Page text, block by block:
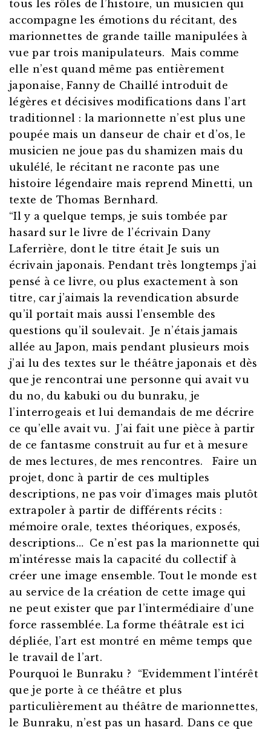
tous les rôles de l’histoire, un musicien qui
accompagne les émotions du récitant, des
marionnettes de grande taille manipulées à
vue par trois manipulateurs. Mais comme
elle n’est quand même pas entièrement
japonaise, Fanny de Chaillé introduit de
légères et décisives modifications dans l’art
traditionnel : la marionnette n’est plus une
poupée mais un danseur de chair et d’os, le
musicien ne joue pas du shamizen mais du
ukulélé, le récitant ne raconte pas une
histoire légendaire mais reprend Minetti, un
texte de Thomas Bernhard.
“Il y a quelque temps, je suis tombée par
hasard sur le livre de l’écrivain Dany
Laferrière, dont le titre était Je suis un
écrivain japonais. Pendant très longtemps j’ai
pensé à ce livre, ou plus exactement à son
titre, car j’aimais la revendication absurde
qu’il portait mais aussi l’ensemble des
questions qu’il soulevait. Je n’étais jamais
allée au Japon, mais pendant plusieurs mois
j’ai lu des textes sur le théâtre japonais et dès
que je rencontrai une personne qui avait vu
du no, du kabuki ou du bunraku, je
l’interrogeais et lui demandais de me décrire
ce qu’elle avait vu. J’ai fait une pièce à partir
de ce fantasme construit au fur et à mesure
de mes lectures, de mes rencontres. Faire un
projet, donc à partir de ces multiples
descriptions, ne pas voir d’images mais plutôt
extrapoler à partir de différents récits :
mémoire orale, textes théoriques, exposés,
descriptions… Ce n’est pas la marionnette qui
m’intéresse mais la capacité du collectif à
créer une image ensemble. Tout le monde est
au service de la création de cette image qui
ne peut exister que par l’intermédiaire d’une
force rassemblée. La forme théâtrale est ici
dépliée, l’art est montré en même temps que
le travail de l’art.
Pourquoi le Bunraku ? “Evidemment l’intérêt
que je porte à ce théâtre et plus
particulièrement au théâtre de marionnettes,
le Bunraku, n’est pas un hasard. Dans ce que